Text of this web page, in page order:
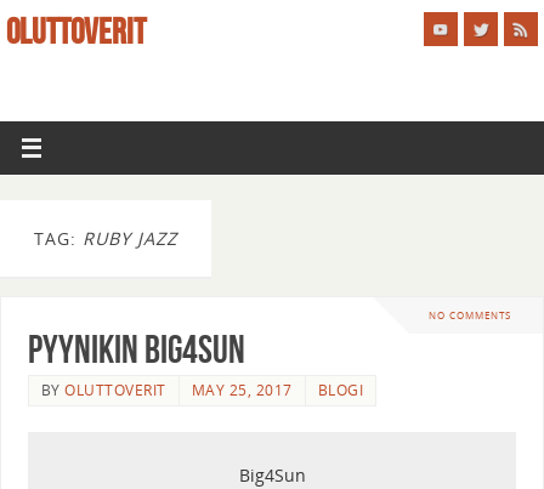
OLUTTOVERIT
TAG: RUBY JAZZ
NO COMMENTS
Pyynikin Big4Sun
BYOLUTTOVERIT MAY 25, 2017 BLOGI
Big4Sun